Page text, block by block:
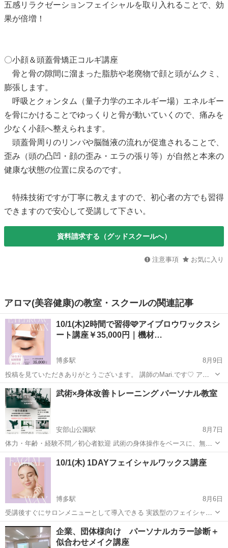
五感リラクゼーションフェイシャルを取り入れることで、効
果が倍増！
〇小顔＆頭蓋骨矯正コルギ講座
骨と骨の隙間に溜まった脂肪や老廃物で顔と頭がムクミ、
膨張します。
呼吸とクォンタム（量子力学のエネルギー場）エネルギー
を骨にかけることでゆっくりと骨が動いていくので、痛みを
少なく小顔へ整えられます。
頭蓋骨周りのリンパや脳髄液の流れが促進されることで、
歪み（頭の凸凹・顔の歪み・エラの張り等）が自然と本来の
健康な状態の位置に戻るのです。
特殊技術ですが丁寧に教えますので、初心者の方でも習得
できますので安心して受講して下さい。
資料請求する（グッドスクールへ）
注意事項 お気に入り
アロマ(美容健康)の教室・スクールの関連記事
10/1(木)2時間で習得🩷アイブロウワックスシ
ート講座￥35,000円｜機材…
博多駅
8月9日
投稿を見ていただきありがとうございます。 講師のMari.です♡ アイ
ブロウワックスシート講座は、 ワックスシートを使用した 眉毛のお手
入れになります☺️ ワックスウォーマーなどの機材も不要で ハサミ...
福岡 福岡市 博多駅 スキンケア 未経験
武術×身体改善トレーニング パーソナル教室
安部山公園駅
8月7日
体力・年齢・経験不問／初心者歓迎 武術の身体操作をベースに、無理
なく・安全に・続けられるトレーニングを個別で指導します。 空手・
合気武道・護身術・体幹トレーニングなど、 ご希望と体力レベルを丁
寧に確認したうえで、あなたに合っ...
福岡 北九州市 安部山公園駅 その他
10/1(木) 1DAYフェイシャルワックス講座
博多駅
8月6日
受講後すぐにサロンメニューとして導入できる 実践型のフェイシャル
ワックス講座を開催します🫧 お顔の産毛や古い角質をやさしく取り除
き、 お肌を明るく、なめらかな印象へ導く フェイシャルワックス。
施術後の...
福岡 福岡市 博多駅 スキンケア
企業、団体様向け パーソナルカラー診断＋
似合わせメイク講座